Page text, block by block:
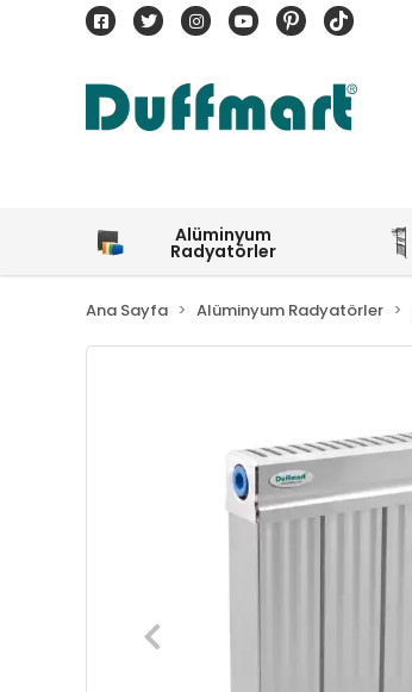
Alüminyum
Radyatörler
Ana Sayfa Alüminyum Radyatörler